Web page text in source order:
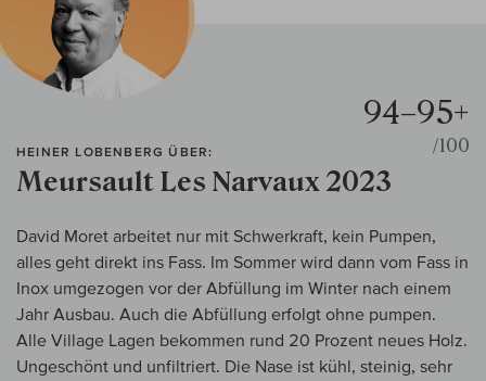
HEINER LOBENBERG ÜBER:
Meursault Les Narvaux 2023
94–95+
/100
David Moret arbeitet nur mit Schwerkraft, kein Pumpen,
alles geht direkt ins Fass. Im Sommer wird dann vom Fass in
Inox umgezogen vor der Abfüllung im Winter nach einem
Jahr Ausbau. Auch die Abfüllung erfolgt ohne pumpen.
Alle Village Lagen bekommen rund 20 Prozent neues Holz.
Ungeschönt und unfiltriert. Die Nase ist kühl, steinig, sehr